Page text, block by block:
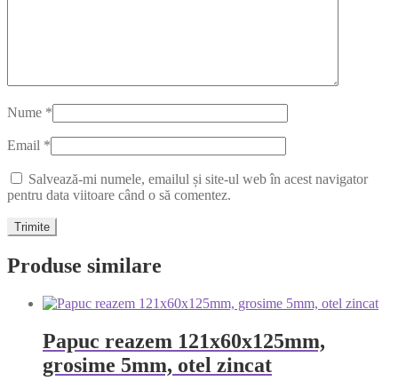
Nume *
Email *
Salvează-mi numele, emailul și site-ul web în acest navigator
pentru data viitoare când o să comentez.
Produse similare
Papuc reazem 121x60x125mm,
grosime 5mm, otel zincat